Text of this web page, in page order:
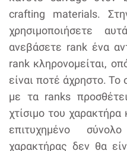
crafting materials.
χρησιμοποιήσετε
ανεβάσετε rank ένα
rank κληρονομείται,
είναι ποτέ άχρηστο.
με τα ranks
χτίσιμο του
επιτυχημένο
χαρακτήρας δεν θα